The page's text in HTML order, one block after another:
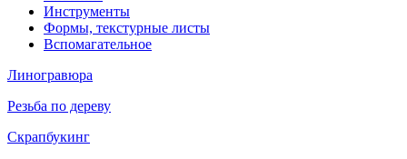
Инструменты
Формы, текстурные листы
Вспомагательное
Линогравюра
Резьба по дереву
Скрапбукинг